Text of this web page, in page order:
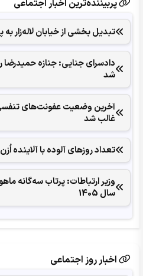
پربیننده‌ترین اخبار اجتماعی
تبدیل بخشی از خیابان لاله‌زار به
دادسرای جنایی: جنازه
شد
غالب شد
تعداد روزهای آلوده با آلاینده اُزن 21روز کاهش یافت
وزیر ارتباطات: پرتاب سه‌گانه
سال 1405
اخبار روز اجتماعی